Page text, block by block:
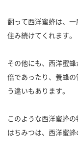
翻って西洋蜜蜂は、
住み続けてくれます。
その他にも、西洋蜜
倍であったり、養蜂
う違いもあります。
このような西洋蜜蜂
はちみつは、西洋蜜蜂